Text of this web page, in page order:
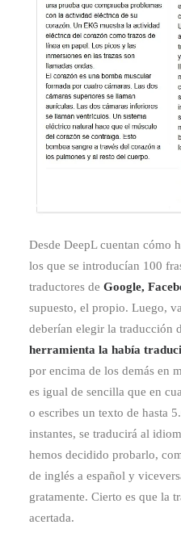
Desde DeepL cuentan cómo
los que se introducían 100
traductores de Google,
supuesto, el propio. Luego,
deberían elegir la traducción
herramienta la había
por encima de los demás en
es igual de sencilla que en
o escribes un texto de hasta
instantes, se traducirá al
hemos decidido probarlo,
de inglés a español y
gratamente. Cierto es que la
acertada.